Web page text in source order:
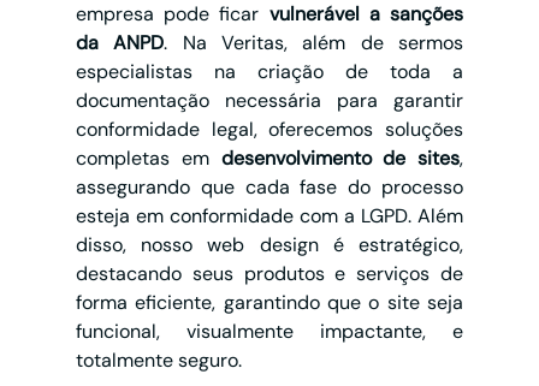
empresa pode ficar vulnerável a sanções
da ANPD. Na Veritas, além de sermos
especialistas na criação de toda a
documentação necessária para garantir
conformidade legal, oferecemos soluções
completas em desenvolvimento de sites,
assegurando que cada fase do processo
esteja em conformidade com a LGPD. Além
disso, nosso web design é estratégico,
destacando seus produtos e serviços de
forma eficiente, garantindo que o site seja
funcional, visualmente impactante, e
totalmente seguro.